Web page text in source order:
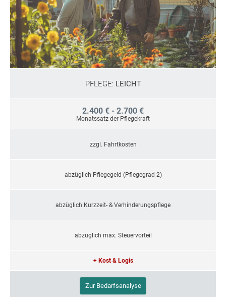
PFLEGE: LEICHT
2.400 € - 2.700 €
Monatssatz der Pflegekraft
zzgl. Fahrtkosten
abzüglich Pflegegeld (Pflegegrad 2)
abzüglich Kurzzeit- & Verhinderungspflege
abzüglich max. Steuervorteil
+ Kost & Logis
Zur Bedarfsanalyse